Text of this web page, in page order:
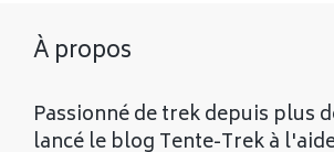
À propos
Passionné de trek depuis plus
lancé le blog Tente-Trek à